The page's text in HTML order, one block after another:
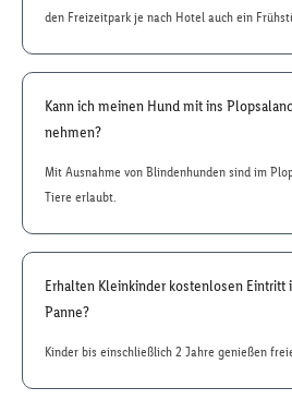
den Freizeitpark je nach Hotel auch ein
Kann ich meinen Hund mit ins
nehmen?
Mit Ausnahme von Blindenhunden sind im
Tiere erlaubt.
Erhalten Kleinkinder kostenlosen Eintritt
Panne?
Kinder bis einschließlich 2 Jahre genießen